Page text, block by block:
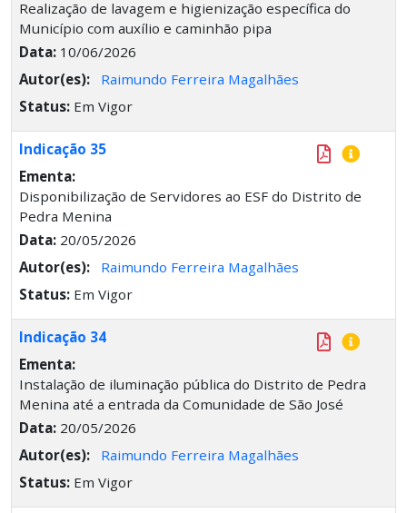
Realização de lavagem e higienização específica do
Município com auxílio e caminhão pipa
Data: 10/06/2026
Autor(es):
Raimundo Ferreira Magalhães
Status: Em Vigor
Indicação 35
Ementa:
Disponibilização de Servidores ao ESF do Distrito de
Pedra Menina
Data: 20/05/2026
Autor(es):
Raimundo Ferreira Magalhães
Status: Em Vigor
Indicação 34
Ementa:
Instalação de iluminação pública do Distrito de Pedra
Menina até a entrada da Comunidade de São José
Data: 20/05/2026
Autor(es):
Raimundo Ferreira Magalhães
Status: Em Vigor